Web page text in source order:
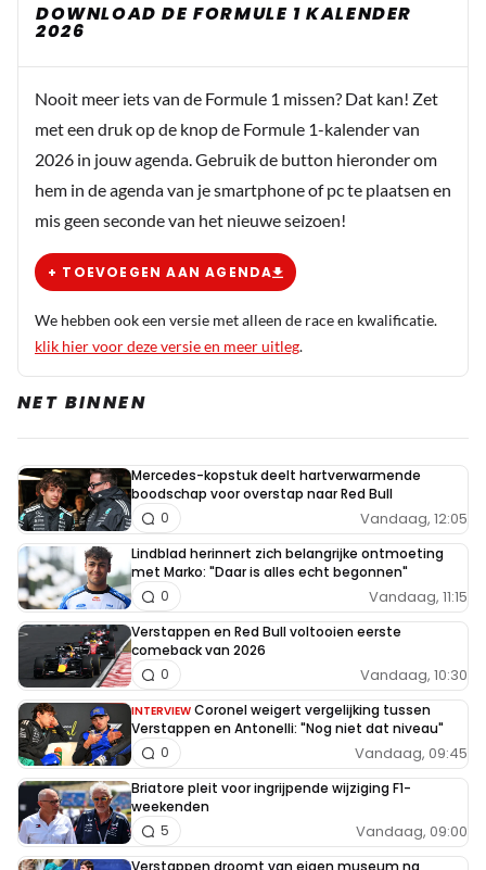
DOWNLOAD DE FORMULE 1 KALENDER
2026
Nooit meer iets van de Formule 1 missen? Dat kan! Zet
met een druk op de knop de Formule 1-kalender van
2026 in jouw agenda. Gebruik de button hieronder om
hem in de agenda van je smartphone of pc te plaatsen en
mis geen seconde van het nieuwe seizoen!
+ TOEVOEGEN AAN AGENDA
We hebben ook een versie met alleen de race en kwalificatie.
klik hier voor deze versie en meer uitleg.
NET BINNEN
Mercedes-kopstuk deelt hartverwarmende
boodschap voor overstap naar Red Bull
Vandaag, 12:05
0
Lindblad herinnert zich belangrijke ontmoeting
met Marko: "Daar is alles echt begonnen"
Vandaag, 11:15
0
Verstappen en Red Bull voltooien eerste
comeback van 2026
Vandaag, 10:30
0
INTERVIEW Coronel weigert vergelijking tussen
Verstappen en Antonelli: "Nog niet dat niveau"
Vandaag, 09:45
0
Briatore pleit voor ingrijpende wijziging F1-
weekenden
Vandaag, 09:00
5